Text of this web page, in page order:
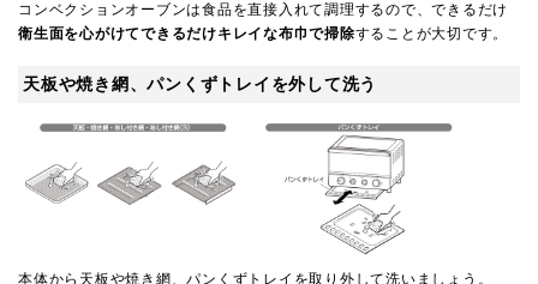
コンベクションオーブンは食品を直接入れて調理するので、できるだけ
衛生面を心がけてできるだけキレイな布巾で掃除することが大切です。
天板や焼き網、パンくずトレイを外して洗う
本体から天板や焼き網、パンくずトレイを取り外して洗いましょう。